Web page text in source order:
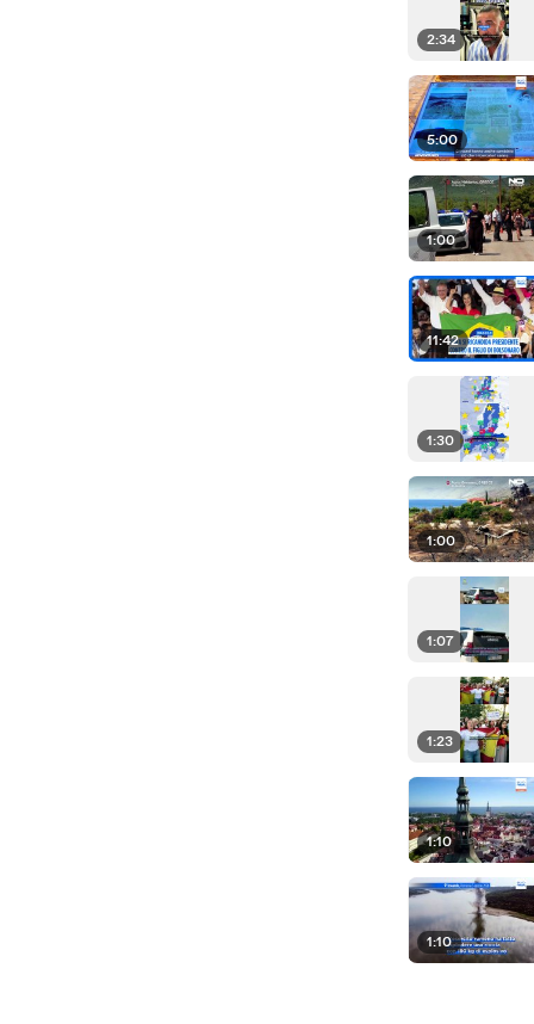
2:34
5:00
1:00
11:42
1:30
1:00
1:07
1:23
1:10
1:10